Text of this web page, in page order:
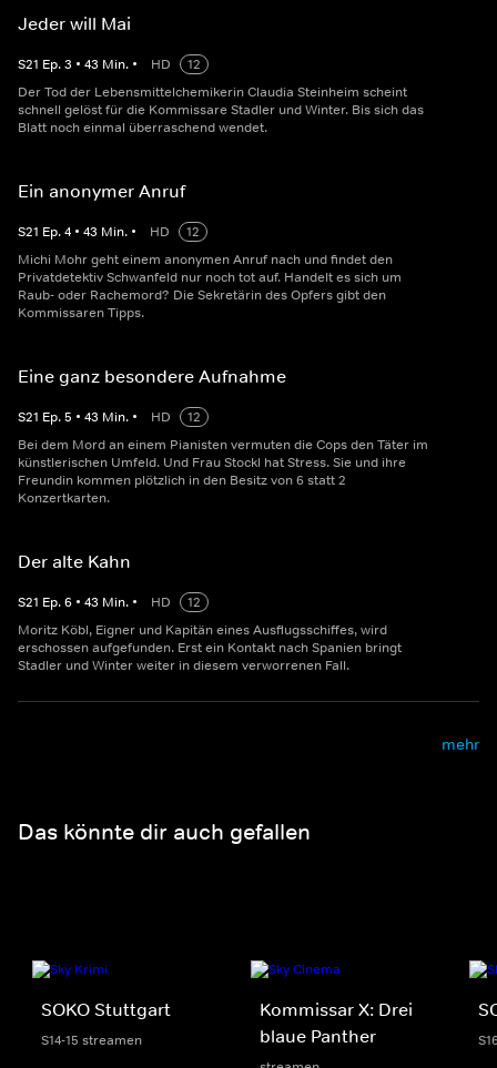
Jeder will Mai
S21 Ep.3 • 43 Min. • HD
12
Der Tod der Lebensmittelchemikerin Claudia Steinheim scheint
schnell gelöst für die Kommissare Stadler und Winter. Bis sich das
Blatt noch einmal überraschend wendet.
Ein anonymer Anruf
S21 Ep.4 • 43 Min. • HD
12
Michi Mohr geht einem anonymen Anruf nach und findet den
Privatdetektiv Schwanfeld nur noch tot auf. Handelt es sich um
Raub- oder Rachemord? Die Sekretärin des Opfers gibt den
Kommissaren Tipps.
Eine ganz besondere Aufnahme
S21 Ep.5 • 43 Min. • HD
12
Bei dem Mord an einem Pianisten vermuten die Cops den Täter im
künstlerischen Umfeld. Und Frau Stockl hat Stress. Sie und ihre
Freundin kommen plötzlich in den Besitz von 6 statt 2
Konzertkarten.
Der alte Kahn
S21 Ep.6 • 43 Min. • HD
12
Moritz Köbl, Eigner und Kapitän eines Ausflugsschiffes, wird
erschossen aufgefunden. Erst ein Kontakt nach Spanien bringt
Stadler und Winter weiter in diesem verworrenen Fall.
mehr
Das könnte dir auch gefallen
SOKO Stuttgart
S14-15 streamen
Kommissar X: Drei
blaue Panther